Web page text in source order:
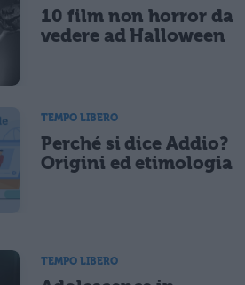
10 film non horror da
vedere ad Halloween
TEMPO LIBERO
Perché si dice Addio?
Origini ed etimologia
TEMPO LIBERO